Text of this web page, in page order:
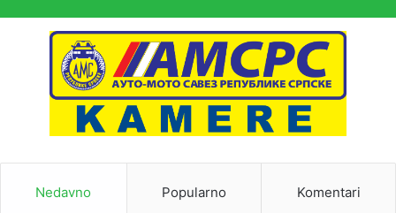
Nedavno Popularno Komentari